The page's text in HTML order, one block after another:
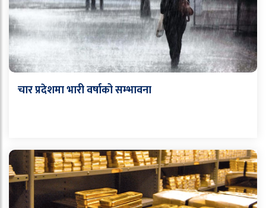
चार प्रदेशमा भारी वर्षाको सम्भावना